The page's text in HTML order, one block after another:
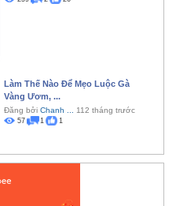
Làm Thế Nào Để Mẹo Luộc Gà
Vàng Ươm, ...
Đăng bởi Chanh ... 112 tháng trước
57 1 1